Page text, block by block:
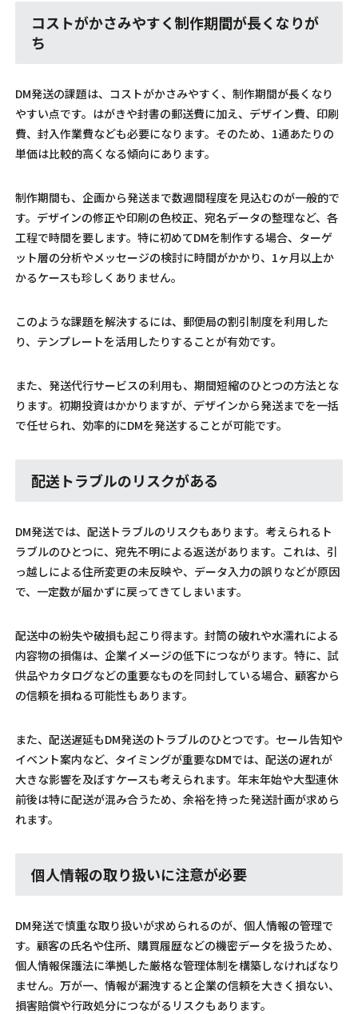
コストがかさみやすく制作期間が長くなりが
ち
DM発送の課題は、コストがかさみやすく、制作期間が長くなり
やすい点です。はがきや封書の郵送費に加え、デザイン費、印刷
費、封入作業費なども必要になります。そのため、1通あたりの
単価は比較的高くなる傾向にあります。
制作期間も、企画から発送まで数週間程度を見込むのが一般的で
す。デザインの修正や印刷の色校正、宛名データの整理など、各
工程で時間を要します。特に初めてDMを制作する場合、ターゲ
ット層の分析やメッセージの検討に時間がかかり、1ヶ月以上か
かるケースも珍しくありません。
このような課題を解決するには、郵便局の割引制度を利用した
り、テンプレートを活用したりすることが有効です。
また、発送代行サービスの利用も、期間短縮のひとつの方法とな
ります。初期投資はかかりますが、デザインから発送までを一括
で任せられ、効率的にDMを発送することが可能です。
配送トラブルのリスクがある
DM発送では、配送トラブルのリスクもあります。考えられるト
ラブルのひとつに、宛先不明による返送があります。これは、引
っ越しによる住所変更の未反映や、データ入力の誤りなどが原因
で、一定数が届かずに戻ってきてしまいます。
配送中の紛失や破損も起こり得ます。封筒の破れや水濡れによる
内容物の損傷は、企業イメージの低下につながります。特に、試
供品やカタログなどの重要なものを同封している場合、顧客から
の信頼を損ねる可能性もあります。
また、配送遅延もDM発送のトラブルのひとつです。セール告知や
イベント案内など、タイミングが重要なDMでは、配送の遅れが
大きな影響を及ぼすケースも考えられます。年末年始や大型連休
前後は特に配送が混み合うため、余裕を持った発送計画が求めら
れます。
個人情報の取り扱いに注意が必要
DM発送で慎重な取り扱いが求められるのが、個人情報の管理で
す。顧客の氏名や住所、購買履歴などの機密データを扱うため、
個人情報保護法に準拠した厳格な管理体制を構築しなければなり
ません。万が一、情報が漏洩すると企業の信頼を大きく損ない、
損害賠償や行政処分につながるリスクもあります。